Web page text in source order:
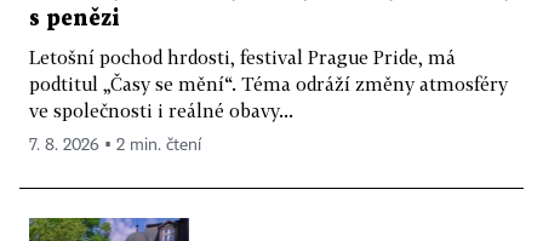
s penězi
Letošní pochod hrdosti, festival Prague Pride, má
podtitul „Časy se mění“. Téma odráží změny atmosféry
ve společnosti i reálné obavy...
7. 8. 2026 ▪ 2 min. čtení